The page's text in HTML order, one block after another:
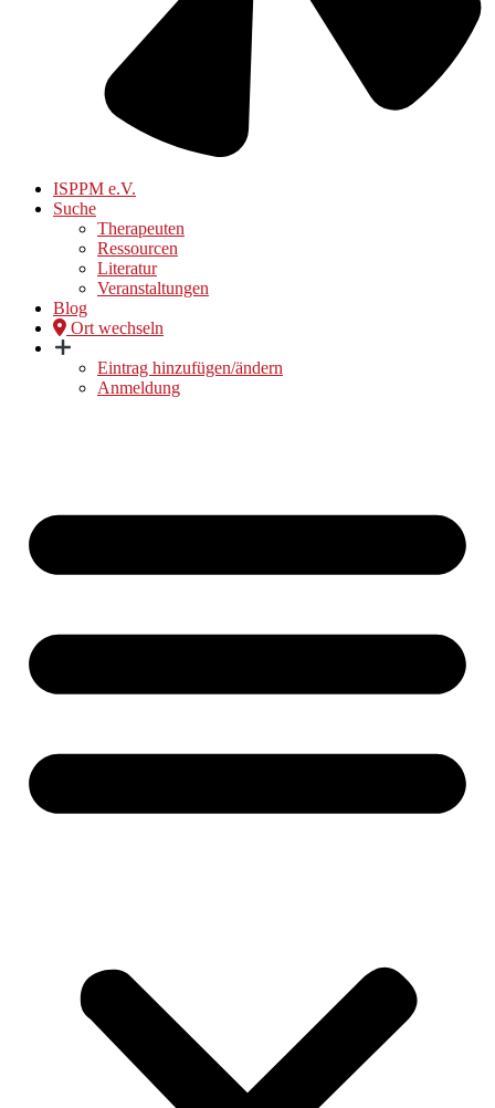
ISPPM e.V.
Suche
Therapeuten
Ressourcen
Literatur
Veranstaltungen
Blog
Ort wechseln
Eintrag hinzufügen/ändern
Anmeldung